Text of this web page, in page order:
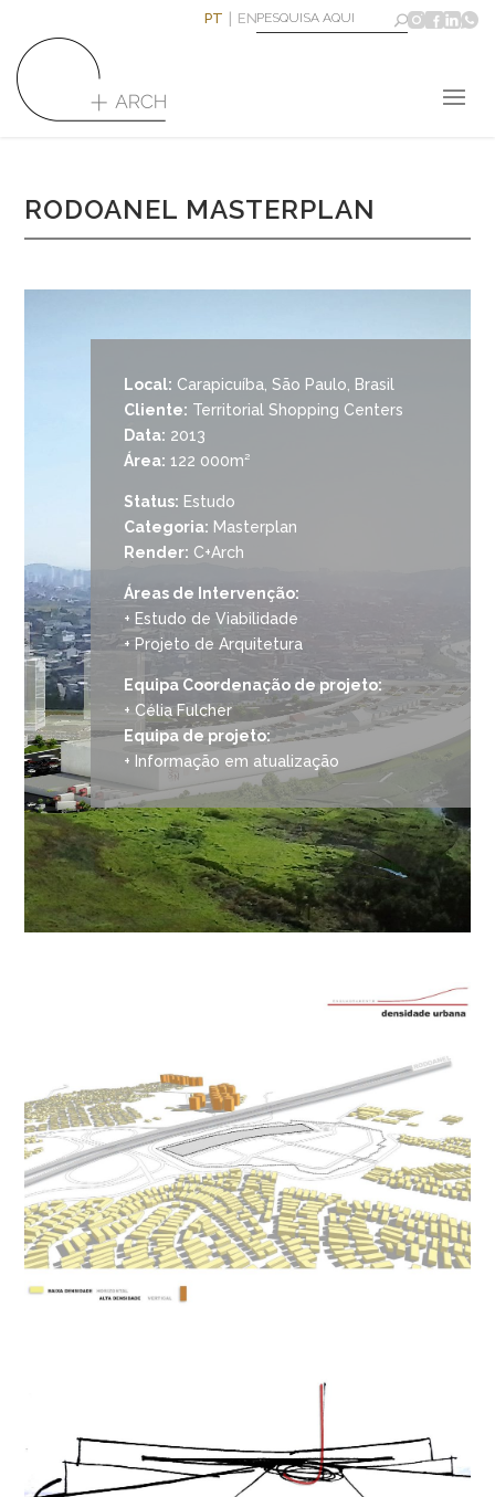
PT EN
RODOANEL MASTERPLAN
Local: Carapicuíba, São Paulo, Brasil
Cliente: Territorial Shopping Centers
Data: 2013
Área: 122 000m²
Status: Estudo
Categoria: Masterplan
Render: C+Arch
Áreas de Intervenção:
+ Estudo de Viabilidade
+ Projeto de Arquitetura
Equipa Coordenação de projeto:
+ Célia Fulcher
Equipa de projeto:
+ Informação em atualização